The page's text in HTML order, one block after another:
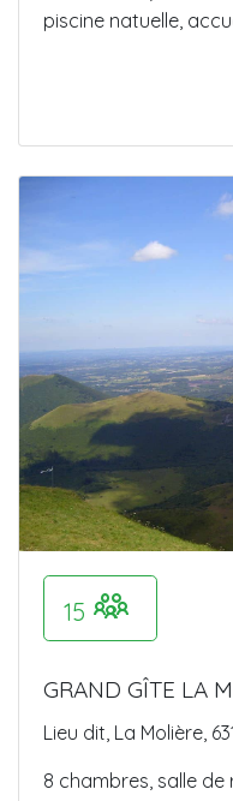
piscine natuelle,
15
GRAND GÎTE LA
Lieu dit, La Molière,
8 chambres, salle de